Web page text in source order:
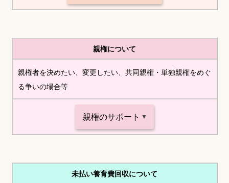
親権について
親権者を決めたい、変更したい、共同親権・単独親権をめぐ
る争いの場合等
親権のサポート
未払い養育費回収について